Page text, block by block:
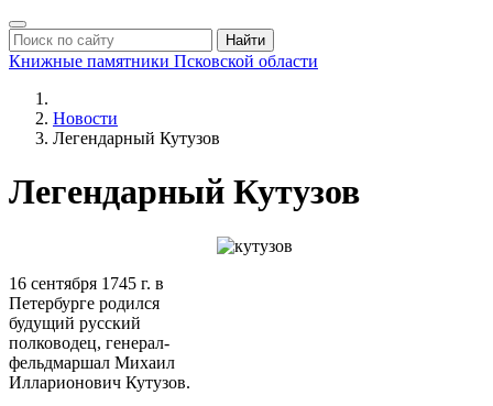
Найти
Книжные памятники Псковской области
Новости
Легендарный Кутузов
Легендарный Кутузов
16 сентября 1745 г. в
Петербурге родился
будущий русский
полководец, генерал-
фельдмаршал Михаил
Илларионович Кутузов.